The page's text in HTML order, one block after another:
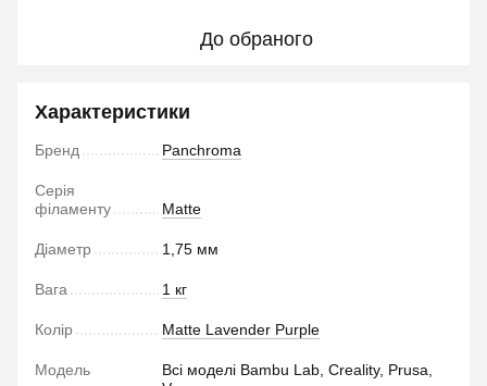
До обраного
Характеристики
Бренд Panchroma
Серія
філаменту
Matte
Діаметр 1,75 мм
Вага 1 кг
Колір Matte Lavender Purple
Модель
Всі моделі Bambu Lab, Creality, Prusa,